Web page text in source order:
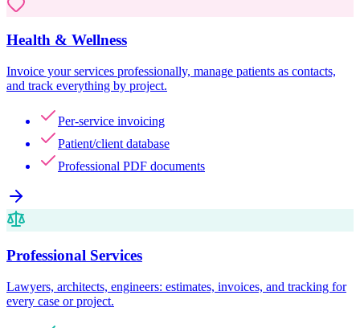
Health & Wellness
Invoice your services professionally, manage patients as contacts,
and track everything by project.
Per-service invoicing
Patient/client database
Professional PDF documents
Professional Services
Lawyers, architects, engineers: estimates, invoices, and tracking for
every case or project.